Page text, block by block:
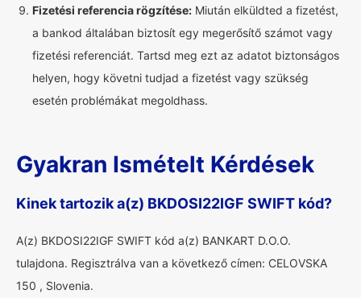
Fizetési referencia rögzítése: Miután elküldted a fizetést,
a bankod általában biztosít egy megerősítő számot vagy
fizetési referenciát. Tartsd meg ezt az adatot biztonságos
helyen, hogy követni tudjad a fizetést vagy szükség
esetén problémákat megoldhass.
Gyakran Ismételt Kérdések
Kinek tartozik a(z) BKDOSI22IGF SWIFT kód?
A(z) BKDOSI22IGF SWIFT kód a(z) BANKART D.O.O.
tulajdona. Regisztrálva van a következő címen: CELOVSKA
150 , Slovenia.